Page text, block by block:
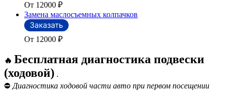
От 12000 ₽
Замена маслосъемных колпачков
От 12000 ₽
🔥 Бесплатная диагностика подвески
(ходовой) .
⛔ Диагностика ходовой части авто при первом посещении